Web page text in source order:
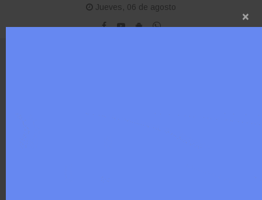
Jueves, 06 de agosto
×